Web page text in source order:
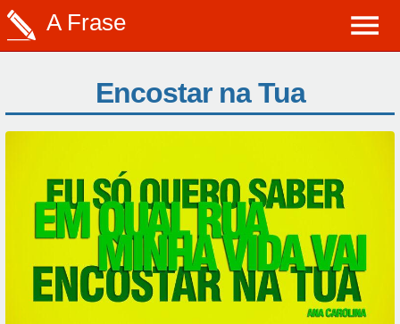
A Frase
Encostar na Tua